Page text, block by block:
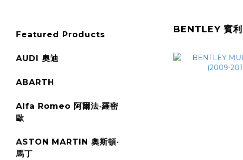
Featured Products
AUDI 奧迪
ABARTH
Alfa Romeo 阿爾法·羅密
歐
ASTON MARTIN 奧斯頓·
馬丁
BENTLEY 賓利